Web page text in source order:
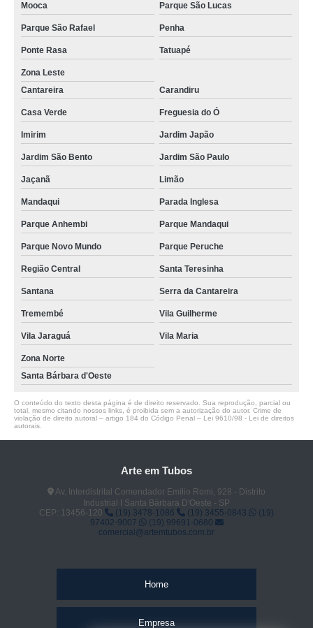
Mooca Parque São Lucas
Parque São Rafael Penha
Ponte Rasa Tatuapé
Zona Leste
Cantareira
Carandiru
Casa Verde Freguesia do Ó
Imirim Jardim Japão
Jardim São Bento Jardim São Paulo
Jaçanã Limão
Mandaqui Parada Inglesa
Parque Anhembi Parque Mandaqui
Parque Novo Mundo Parque Peruche
Região Central Santa Teresinha
Santana Serra da Cantareira
Tremembé Vila Guilherme
Vila Jaraguá Vila Maria
Zona Norte
Santa Bárbara d'Oeste
O conteúdo do texto desta página é de direito reservado. Sua reprodução, parcial ou
total, mesmo citando nossos links, é proibida sem a autorização do autor. Crime de
violação de direito autoral – artigo 184 do Código Penal – Lei 9610/98 - Lei de direitos
autorais
Arte em Tubos
Av. Interdistrital Comendador Emílio Romi, 928 - Distrito
Industrial I Santa Bárbara D'Oeste - SP
CEP: 13456-120
(19) 3478-1086 (19) 3455-0843
(19)
97402-9007
(19) 99691-0680
comercial@artemtubos.com.br
Home
Empresa